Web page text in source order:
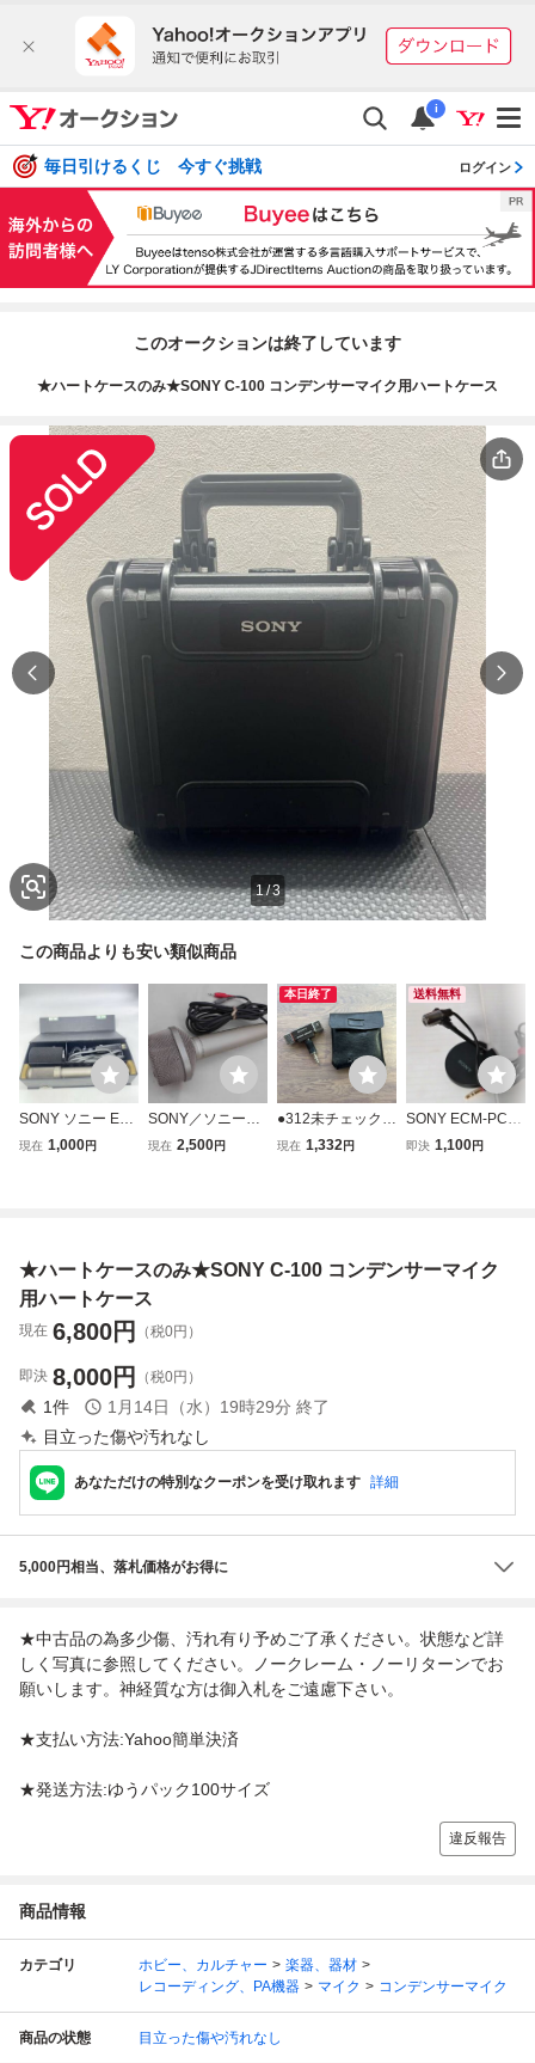
i
毎日引けるくじ 今すぐ挑戦 ログイン
このオークションは終了しています
★ハートケースのみ★SONY C-100 コンデンサーマイク用ハートケース
1/3
この商品よりも安い類似商品
SONY ソニー EC
M-989 エレクトレ
現在 1,000円
SONY／ソニー
ステレオコンデン
現在 2,500円
本日終了
●312未チェックジ
ャンク SONY E
現在 1,332円
送料無料
SONY ECM-PC60
コンデンサーマイ
即決 1,100円
★ハートケースのみ★SONY C-100 コンデンサーマイク
用ハートケース
現在 6,800円 （税0円）
即決 8,000円 （税0円）
1件 1月14日（水）19時29分 終了
目立った傷や汚れなし
あなただけの特別なクーポンを受け取れます 詳細
5,000円相当、落札価格がお得に
★中古品の為多少傷、汚れ有り予めご了承ください。状態など詳
しく写真に参照してください。ノークレーム・ノーリターンでお
願いします。神経質な方は御入札をご遠慮下さい。
★支払い方法:Yahoo簡単決済
★発送方法:ゆうパック100サイズ
違反報告
商品情報
カテゴリ ホビー、カルチャー
楽器、器材
レコーディング、PA機器
マイク コンデンサーマイク
商品の状態 目立った傷や汚れなし